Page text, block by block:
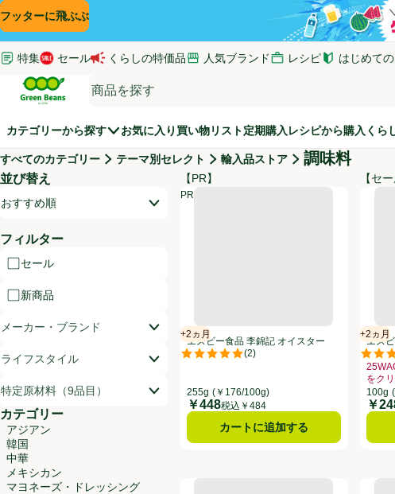
コンテンツに飛ぶ
検索に飛ぶ
フッターに飛ぶ
特集 セール くらしの特価品 人気ブランド レシピ はじめて
(新しいウィン
Green Beans
カテゴリーから探す お気に入り 買い物リスト定期購入 レシピから購入 くら
すべてのカテゴリー テーマ別セレクト 輸入品ストア 調味料
並び替え
開いて並び替えオプションのリストを見る
おすすめ順
フィルター
セール
新商品
メーカー・ブランド
ライフスタイル
特定原材料（9品目）
カテゴリー
アジアン
韓国
中華
メキシカン
マヨネーズ・ドレッシング
商品リスト
【PR】
PR
PR
エスビー食品 李錦記 オイスターソース
+2ヵ月
賞味・消費期限保証：2ヵ月
(2)
評価は2件のレビューで5点中5.0点。
エスビー食品 李錦記 オイスター
ソース 255g
255g (￥176/100g)
価格
￥448税込￥484
カートに追加する
【セー
エ
+2ヵ月
賞
評価
エス
(チュ
をク
お買
100g
価格
￥
ヴァルヴェッロ モデナ産有機バルサミ
ク